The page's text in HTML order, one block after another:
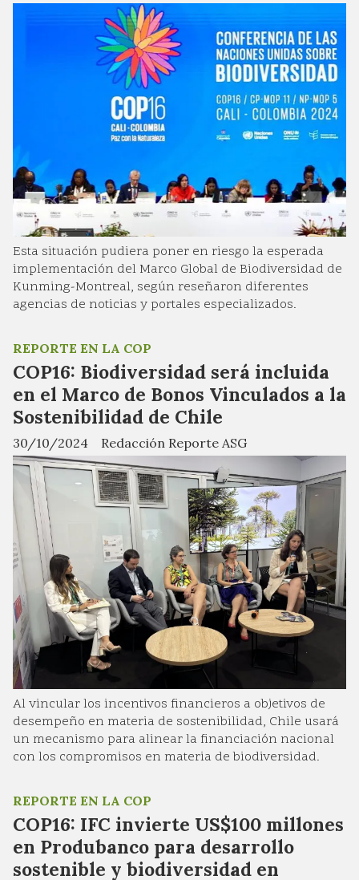
Esta situación pudiera poner en riesgo la esperada
implementación del Marco Global de Biodiversidad de
Kunming-Montreal, según reseñaron diferentes
agencias de noticias y portales especializados.
COP16: Biodiversidad será incluida
en el Marco de Bonos Vinculados a la
Sostenibilidad de Chile
Redacción Reporte ASG
REPORTE EN LA COP
30/10/2024
Al vincular los incentivos financieros a objetivos de
desempeño en materia de sostenibilidad, Chile usará
un mecanismo para alinear la financiación nacional
con los compromisos en materia de biodiversidad.
COP16: IFC invierte US$100 millones
en Produbanco para desarrollo
sostenible y biodiversidad en
REPORTE EN LA COP